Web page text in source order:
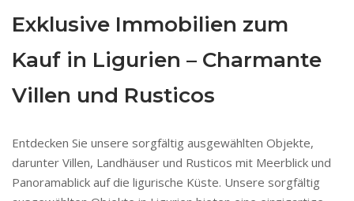
Exklusive Immobilien zum
Kauf in Ligurien – Charmante
Villen und Rusticos
Entdecken Sie unsere sorgfältig ausgewählten Objekte,
darunter Villen, Landhäuser und Rusticos mit Meerblick und
Panoramablick auf die ligurische Küste. Unsere sorgfältig